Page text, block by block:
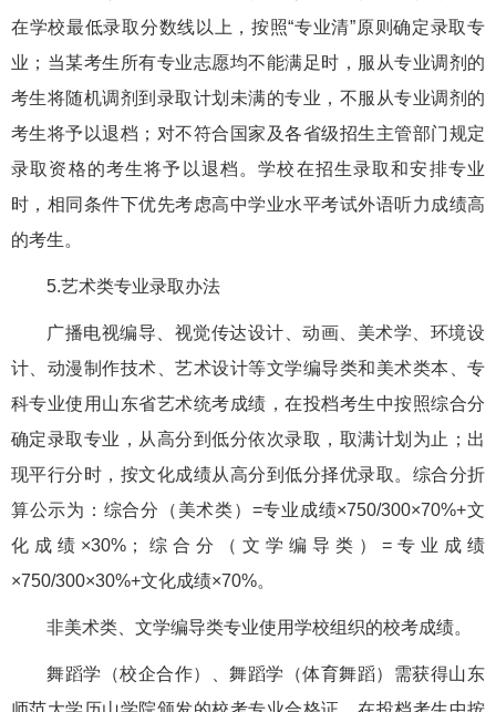
在学校最低录取分数线以上，按照“专业清”原则确定录取专
业；当某考生所有专业志愿均不能满足时，服从专业调剂的
考生将随机调剂到录取计划未满的专业，不服从专业调剂的
考生将予以退档；对不符合国家及各省级招生主管部门规定
录取资格的考生将予以退档。学校在招生录取和安排专业
时，相同条件下优先考虑高中学业水平考试外语听力成绩高
的考生。
5.艺术类专业录取办法
广播电视编导、视觉传达设计、动画、美术学、环境设
计、动漫制作技术、艺术设计等文学编导类和美术类本、专
科专业使用山东省艺术统考成绩，在投档考生中按照综合分
确定录取专业，从高分到低分依次录取，取满计划为止；出
现平行分时，按文化成绩从高分到低分择优录取。综合分折
算公示为：综合分（美术类）=专业成绩×750/300×70%+文
化成绩×30%；综合分（文学编导类）=专业成绩
×750/300×30%+文化成绩×70%。
非美术类、文学编导类专业使用学校组织的校考成绩。
舞蹈学（校企合作）、舞蹈学（体育舞蹈）需获得山东